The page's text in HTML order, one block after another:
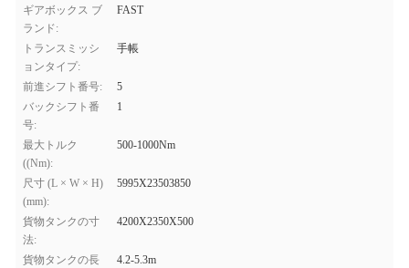
ギアボックス ブ
ランド:
FAST
トランスミッシ
ョンタイプ:
手帳
前進シフト番号:
5
バックシフト番
号:
1
最大トルク
((Nm):
500-1000Nm
尺寸 (L × W × H)
(mm):
5995X23503850
貨物タンクの寸
法:
4200X2350X500
貨物タンクの長
4.2-5.3m